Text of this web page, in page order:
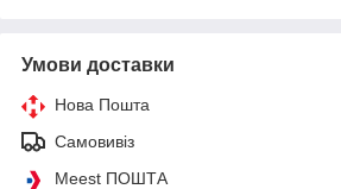
Умови доставки
Нова Пошта
Самовивіз
Meest ПОШТА